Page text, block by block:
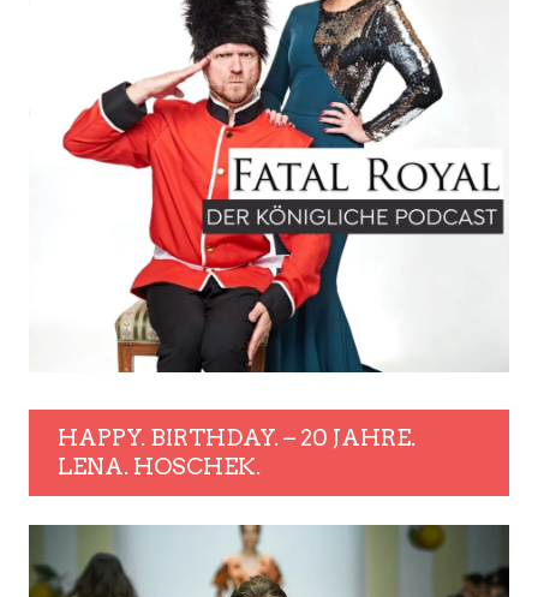
HAPPY. BIRTHDAY. – 20 JAHRE.
LENA. HOSCHEK.